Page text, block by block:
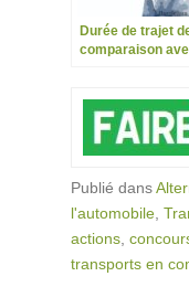
Durée de trajet
comparaison
Publié dans
l'automobile,
actions,
transports en